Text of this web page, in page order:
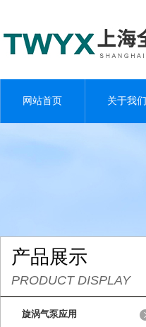
网站首页 关于我们
产品展示
PRODUCT DISPLAY
旋涡气泵应用